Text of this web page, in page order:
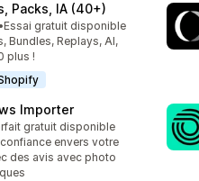
Packs, IA (40+)
5
total
•Essai gratuit disponible
Bundles, Replays, AI,
plus !
Importer
5 gratuit disponible
envers votre
des avis avec photo